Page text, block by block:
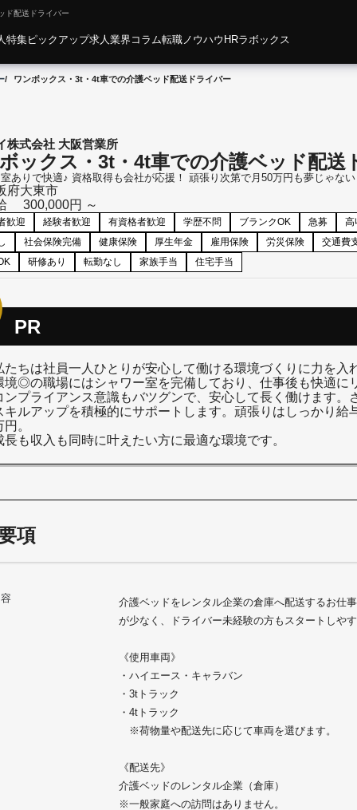
ド配送ドライバー
特集ピックアップ求人業界コラム転職ノウハウ HRラボックス
ワンボックス・3t・4t車での介護ベッド配送ドライバー
株式会社 大阪営業所
ックス・3t・4t車での介護ベッド配送
ありで快適♪ 資格取得も会社が応援！ 頑張り次第で月50万円も夢じゃない
府大東市
300,000円 ～
歓迎 経験者歓迎 有資格者歓迎 学歴不問 ブランクOK 急募 高
社会保険完備 健康保険 厚生年金 雇用保険 労災保険 交通費
研修あり 転勤なし 家族手当 住宅手当
PR
たちは社員一人ひとりが安心して働ける環境づくりに力を入
境◎の職場にはシャワー室を完備しており、仕事後も快適に
ンプライアンス意識もバツグンで、安心して長く働けます。
キルアップを積極的にサポートします。頑張りはしっかり
円。
長も収入も同時に叶えたい方に最適な環境です。
項
介護ベッドをレンタル企業の倉庫へ配送するお仕
が少なく、ドライバー未経験の方もスタートしやす
《使用車両》
・ハイエース・キャラバン
・3tトラック
・4tトラック
※荷物量や配送先に応じて車両を選びます。
《配送先》
介護ベッドのレンタル企業（倉庫）
※一般家庭への訪問はありません。